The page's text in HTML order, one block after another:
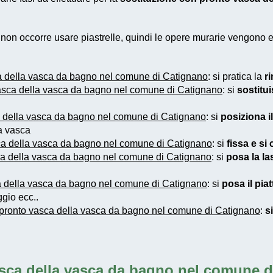
occorre usare piastrelle, quindi le opere murarie vengono
vasca da bagno nel comune di Catignano: si pratica la
della vasca da bagno nel comune di Catignano: si
vasca da bagno nel comune di Catignano: si posiziona
vasca
della vasca da bagno nel comune di Catignano: si fissa e si
della vasca da bagno nel comune di Catignano: si posa la
vasca da bagno nel comune di Catignano: si posa il
ecc..
vasca della vasca da bagno nel comune di Catignano: